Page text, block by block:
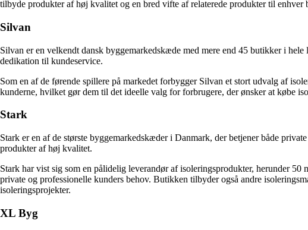
tilbyde produkter af høj kvalitet og en bred vifte af relaterede produkter til enhver
Silvan
Silvan er en velkendt dansk byggemarkedskæde med mere end 45 butikker i
dedikation til kundeservice.
Som en af de førende spillere på markedet forbygger Silvan et stort udvalg af
kunderne, hvilket gør dem til det ideelle valg for forbrugere, der ønsker at købe
Stark
Stark er en af de største byggemarkedskæder i Danmark, der betjener både
produkter af høj kvalitet.
Stark har vist sig som en pålidelig leverandør af isoleringsprodukter, herunder
private og professionelle kunders behov. Butikken tilbyder også andre
isoleringsprojekter.
XL Byg